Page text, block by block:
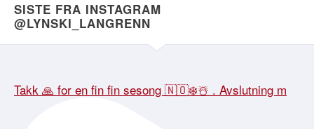
SISTE FRA INSTAGRAM
@LYNSKI_LANGRENN
Takk 🙏 for en fin fin sesong 🇳🇴❄️☃️ . Avslutning m